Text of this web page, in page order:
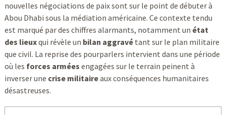
nouvelles négociations de paix sont sur le point de débuter à
Abou Dhabi sous la médiation américaine. Ce contexte tendu
est marqué par des chiffres alarmants, notamment un état
des lieuxqui révèle un bilan aggravétant sur le plan militaire
que civil. La reprise des pourparlers intervient dans une période
où les forces armées engagées sur le terrain peinent à
inverser une crise militaireaux conséquences humanitaires
désastreuses.